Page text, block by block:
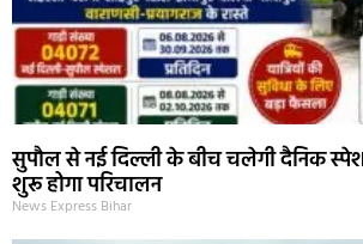
सुपौल से नई दिल्ली के बीच चलेगी दैनिक
शुरू होगा परिचालन
News Express Bihar